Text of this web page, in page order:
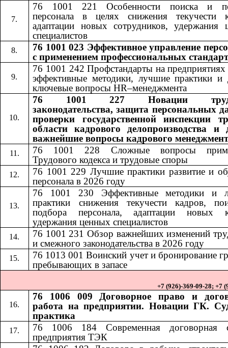
76 1001 221 Особенности поиска и
персонала в целях снижения текучести
адаптации новых сотрудников, удержания
специалистов
76 1001 023 Эффективное управление
с применением профессиональных
76 1001 242​​Профстандарты на
эффективные методики, лучшие практики и
ключевые вопросы​​HR–менеджмента
76 1001 227 ​​Новации
законодательства, защита персональных
проверки государственной инспекции
области кадрового делопроизводства и
важнейшие вопросы кадрового
76 1001 228
Сложные вопросы
Трудового кодекса и трудовые споры
76 1001 229 Лучшие практики развитие и
персонала в 2026 году
76 1001 230
Эффективные методики и
практики снижения текучести кадров,
подбора персонала, адаптации новых
удержания ценных специалистов
76 1001 231 ​​Обзор важнейших изменений
и смежного законодательства в 2026 году
76 1013 ​​001 ​​Воинский учет и бронирование
пребывающих в запасе
+7 (926)-369-09-28; +7
76 1006 009 Договорное право и
работа на предприятии. Новации ГК.
практика
76 1006 184​​ Современная договорная
предприятия ТЭК